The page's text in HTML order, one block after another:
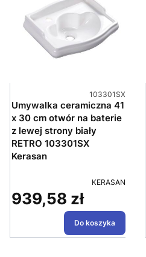
Kod produktu
103301SX
Umywalka ceramiczna 41
x 30 cm otwór na baterie
z lewej strony biały
RETRO 103301SX
Kerasan
PRODUCENT
KERASAN
Cena
939,58 zł
Do koszyka